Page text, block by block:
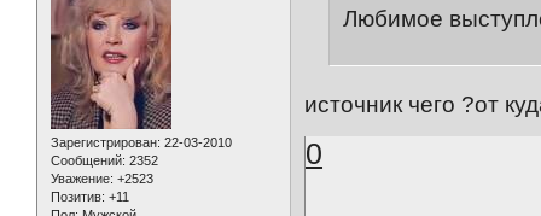
Зарегистрирован: 22-03-2010
Сообщений: 2352
Уважение: +2523
Позитив: +11
Любимое
источник чего ?от
0